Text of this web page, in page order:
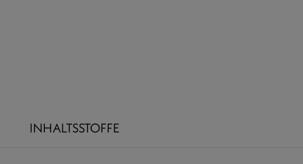
INHALTSSTOFFE